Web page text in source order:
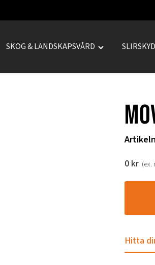
SKOG & LANDSKAPSVÅRD
Toggle
0 kr (ex.
Hitta